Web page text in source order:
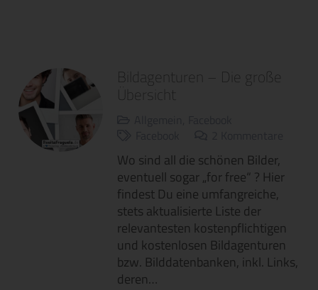
Bildagenturen – Die große
Übersicht
Wo sind all die schönen Bilder,
eventuell sogar „for free“ ? Hier
findest Du eine umfangreiche,
stets aktualisierte Liste der
relevantesten kostenpflichtigen
und kostenlosen Bildagenturen
bzw. Bilddatenbanken, inkl. Links,
deren…